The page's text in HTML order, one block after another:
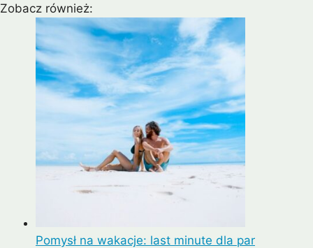
Zobacz również:
Pomysł na wakacje: last minute dla par